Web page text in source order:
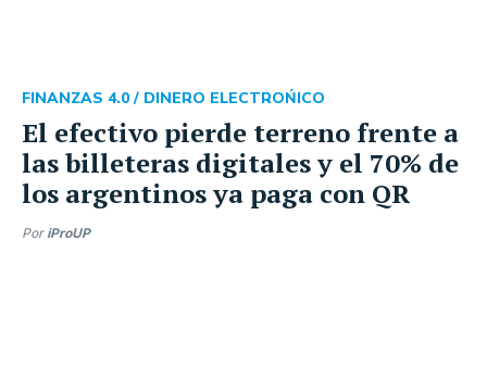
El efectivo pierde terreno frente a
las billeteras digitales y el 70% de
los argentinos ya paga con QR
FINANZAS 4.0 / DINERO ELECTROŃICO
Por iProUP